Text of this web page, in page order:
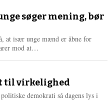
e
søger mening, bør
at især unge mænd er åbne for
mod at…
e
r
e
til virkelighed
demokrati så dagens lys i